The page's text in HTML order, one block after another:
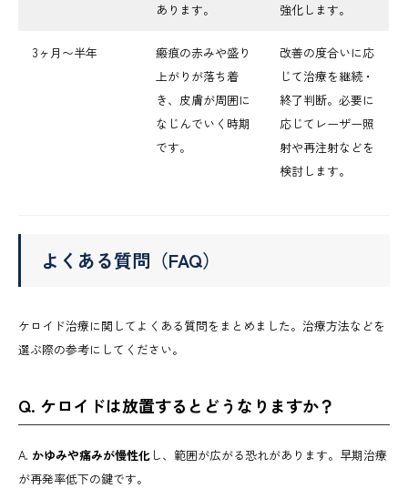
あります。
強化します。
3ヶ月〜半年
瘢痕の赤みや盛り
上がりが落ち着
き、皮膚が周囲に
なじんでいく時期
です。
改善の度合いに応
じて治療を継続・
終了判断。必要に
応じてレーザー照
射や再注射などを
検討します。
よくある質問（FAQ）
ケロイド治療に関してよくある質問をまとめました。治療方法などを
選ぶ際の参考にしてください。
Q. ケロイドは放置するとどうなりますか？
A. かゆみや痛みが慢性化 し、範囲が広がる恐れがあります。早期治療
が再発率低下の鍵です。